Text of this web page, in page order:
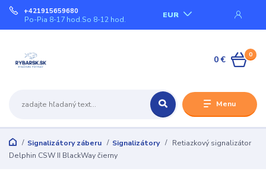
Menu
EUR
+421915659680
Po-Pia 8-17 hod.So 8-12 hod.
0
0 €
Signalizátory záberu Signalizátory
Retiazkový signalizátor
Delphin CSW II BlackWay čierny